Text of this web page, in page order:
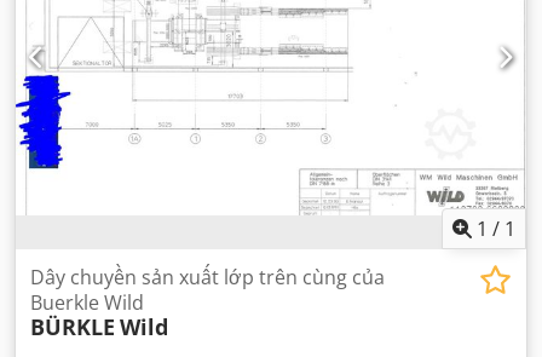
1 / 1
Dây chuyền sản xuất lớp trên cùng của
Buerkle Wild
BÜRKLE Wild